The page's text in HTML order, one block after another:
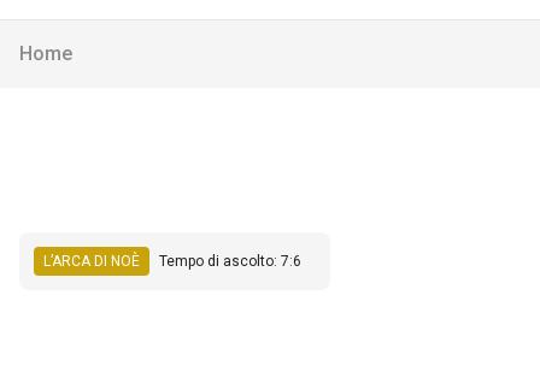
Home
L’ARCA DI NOÈ Tempo di ascolto: 7:6